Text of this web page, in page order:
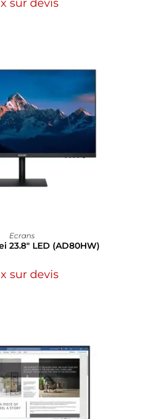
sur devis
Ecrans
23.8″ LED (AD80HW)
sur devis